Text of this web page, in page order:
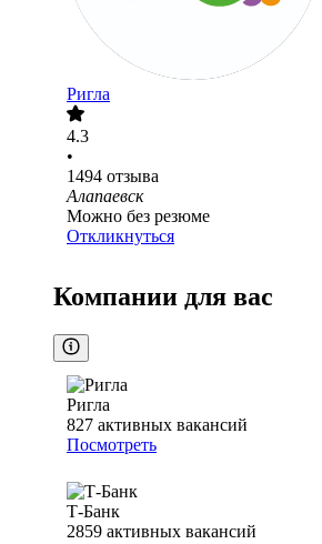
Ригла
4.3
•
1494 отзыва
Алапаевск
Можно без резюме
Откликнуться
Компании для вас
Ригла
827 активных вакансий
Посмотреть
Т-Банк
2859 активных вакансий